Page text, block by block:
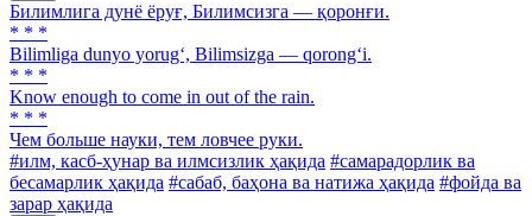
Билимлига дунё ёруғ, Билимсизга — қоронғи.
* * *
Bilimliga dunyo yorug‘, Bilimsizga — qorong‘i.
* * *
Know enough to come in out of the rain.
* * *
Чем больше науки, тем ловчее руки.
#илм, касб-ҳунар ва илмсизлик ҳақида #самарадорлик ва
бесамарлик ҳақида #сабаб, баҳона ва натижа ҳақида #фойда ва
зарар ҳақида